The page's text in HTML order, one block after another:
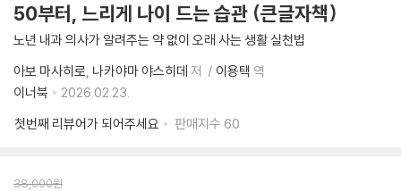
50부터, 느리게 나이 드는 습관 (큰글자책)
노년 내과 의사가 알려주는 약 없이 오래 사는 생활 실천법
아보 마사히로 나카야마 야스히데 저 이용택 역
이너북
2026.02.23.
첫번째 리뷰어가 되어주세요
판매지수 60
38,000원